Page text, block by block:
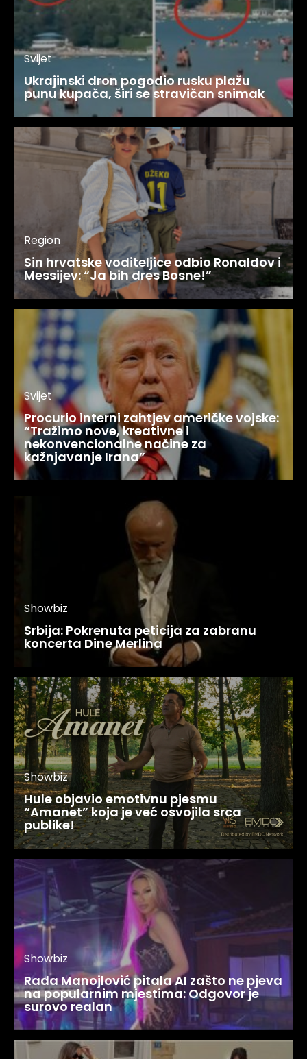
Svijet
Ukrajinski dron pogodio rusku plažu
punu kupača, širi se stravičan snimak
Region
Sin hrvatske voditeljice odbio Ronaldov i
Messijev: “Ja bih dres Bosne!”
Svijet
Procurio interni zahtjev američke vojske:
“Tražimo nove, kreativne i
nekonvencionalne načine za
kažnjavanje Irana”
Showbiz
Srbija: Pokrenuta peticija za zabranu
koncerta Dine Merlina
Showbiz
Hule objavio emotivnu pjesmu
“Amanet” koja je već osvojila srca
publike!
Showbiz
Rada Manojlović pitala AI zašto ne pjeva
na popularnim mjestima: Odgovor je
surovo realan